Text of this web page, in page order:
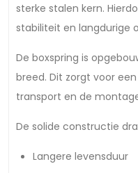
sterke stalen kern.
stabiliteit en langdurige
De boxspring is
breed. Dit zorgt voor
transport en de
De solide constructie
Langere levensduur